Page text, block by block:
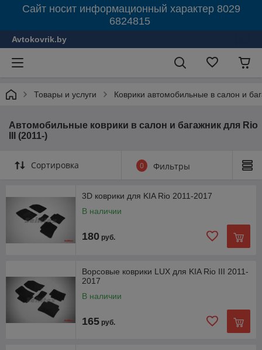
Сайт носит информационный характер 8029
6824815
Avtokovrik.by
Товары и услуги Коврики автомобильные в салон и
Автомобильные коврики в салон и багажник для Rio
III (2011-)
Сортировка 0 Фильтры
3D коврики для KIA Rio 2011-2017
В наличии
180 руб.
Ворсовые коврики LUX для KIA Rio III 2011-
2017
В наличии
165 руб.